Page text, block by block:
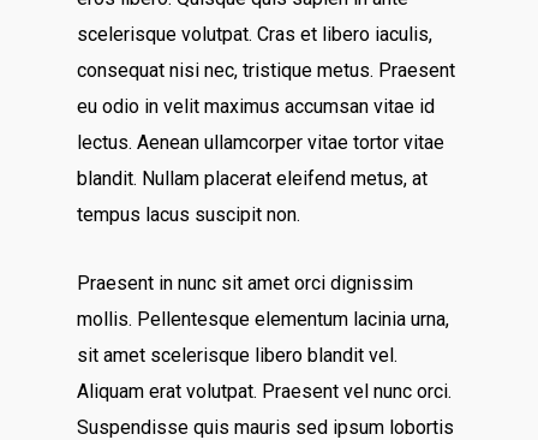
scelerisque volutpat. Cras et libero iaculis,
consequat nisi nec, tristique metus. Praesent
eu odio in velit maximus accumsan vitae id
lectus. Aenean ullamcorper vitae tortor vitae
blandit. Nullam placerat eleifend metus, at
tempus lacus suscipit non.
Praesent in nunc sit amet orci dignissim
mollis. Pellentesque elementum lacinia urna,
sit amet scelerisque libero blandit vel.
Aliquam erat volutpat. Praesent vel nunc orci.
Suspendisse quis mauris sed ipsum lobortis